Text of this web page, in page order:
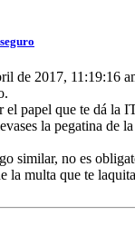
de 2017, 11:19:16
papel que te dá la
la pegatina de
similar, no es
la multa que te